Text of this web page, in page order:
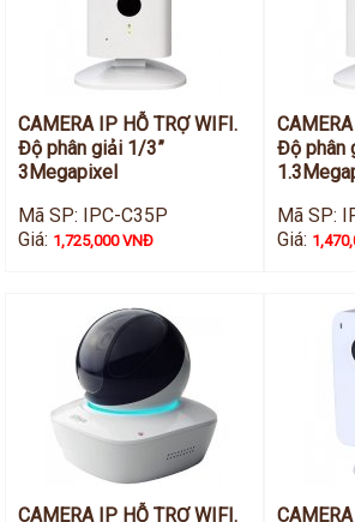
CAMERA IP HỖ TRỢ WIFI.
Độ phân giải 1/3”
3Megapixel
Mã SP: IPC-C35P
Giá: 1,725,000 VNĐ
Độ phân
Mã SP:
Giá:
CAMERA IP HỖ TRỢ WIFI.